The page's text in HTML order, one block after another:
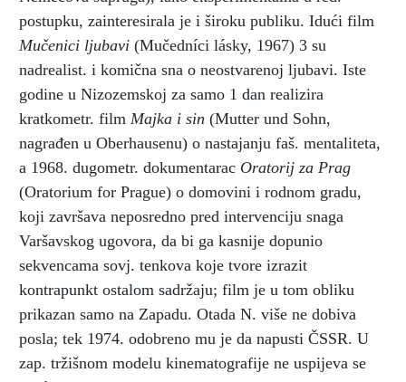
postupku, zainteresirala je i široku publiku. Idući film
Mučenici ljubavi (Mučedníci lásky, 1967) 3 su
nadrealist. i komična sna o neostvarenoj ljubavi. Iste
godine u Nizozemskoj za samo 1 dan realizira
kratkometr. film Majka i sin (Mutter und Sohn,
nagrađen u Oberhausenu) o nastajanju faš. mentaliteta,
a 1968. dugometr. dokumentarac Oratorij za Prag
(Oratorium for Prague) o domovini i rodnom gradu,
koji završava neposredno pred intervenciju snaga
Varšavskog ugovora, da bi ga kasnije dopunio
sekvencama sovj. tenkova koje tvore izrazit
kontrapunkt ostalom sadržaju; film je u tom obliku
prikazan samo na Zapadu. Otada N. više ne dobiva
posla; tek 1974. odobreno mu je da napusti ČSSR. U
zap. tržišnom modelu kinematografije ne uspijeva se